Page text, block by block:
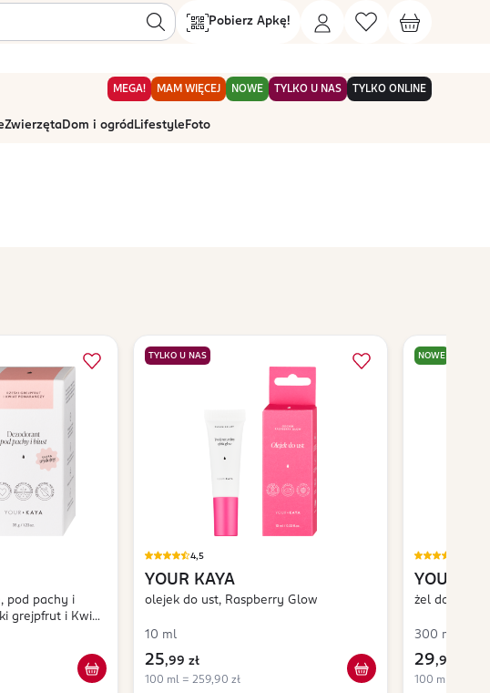
Pobierz Apkę!
MEGA! MAM WIĘCEJ NOWE TYLKO U NAS TYLKO ONLINE
ZwierzętaDom i ogród Lifestyle Foto
pod pachy i
grejpfrut i Kwiat
TYLKO U NAS
4,5
YOUR KAYA
olejek do ust, Raspberry Glow
10 ml
25,99 zł
100 ml = 259,90 zł
NOWE
YOUR
żel do mycia
300 ml
29,99 zł
100 ml = 10,00